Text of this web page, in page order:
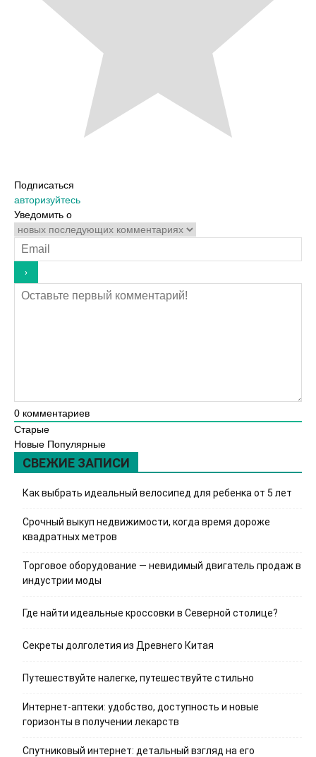
Подписаться
авторизуйтесь
Уведомить о
0 комментариев
Старые
Новые Популярные
СВЕЖИЕ ЗАПИСИ
Как выбрать идеальный велосипед для ребенка от 5 лет
Срочный выкуп недвижимости, когда время дороже
квадратных метров
Торговое оборудование — невидимый двигатель продаж в
индустрии моды
Где найти идеальные кроссовки в Северной столице?
Секреты долголетия из Древнего Китая
Путешествуйте налегке, путешествуйте стильно
Интернет-аптеки: удобство, доступность и новые
горизонты в получении лекарств
Спутниковый интернет: детальный взгляд на его